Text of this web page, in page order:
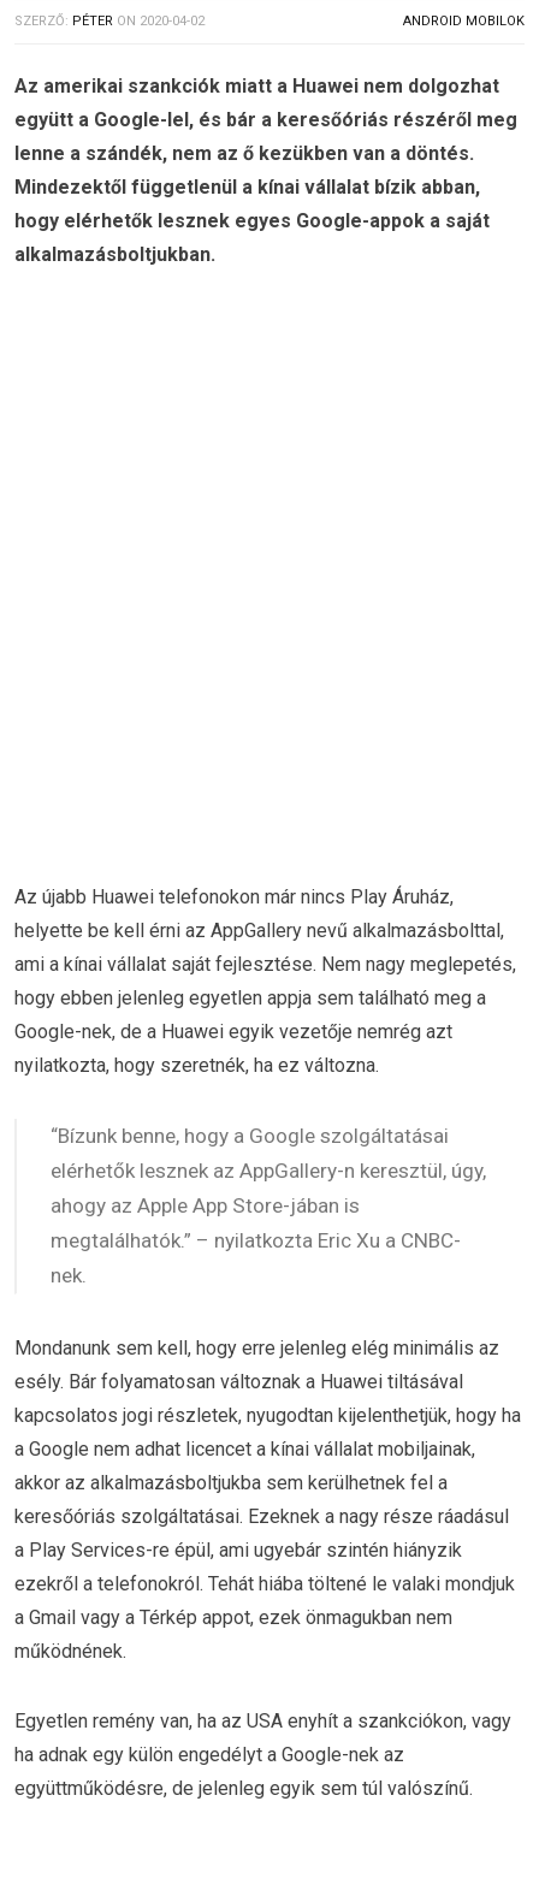
SZERZŐ: PÉTER ON 2020-04-02 ANDROID MOBILOK
Az amerikai szankciók miatt a Huawei nem dolgozhat
együtt a Google-lel, és bár a keresőóriás részéről meg
lenne a szándék, nem az ő kezükben van a döntés.
Mindezektől függetlenül a kínai vállalat bízik abban,
hogy elérhetők lesznek egyes Google-appok a saját
alkalmazásboltjukban.
Az újabb Huawei telefonokon már nincs Play Áruház,
helyette be kell érni az AppGallery nevű alkalmazásbolttal,
ami a kínai vállalat saját fejlesztése. Nem nagy meglepetés,
hogy ebben jelenleg egyetlen appja sem található meg a
Google-nek, de a Huawei egyik vezetője nemrég azt
nyilatkozta, hogy szeretnék, ha ez változna.
“Bízunk benne, hogy a Google szolgáltatásai
elérhetők lesznek az AppGallery-n keresztül, úgy,
ahogy az Apple App Store-jában is
megtalálhatók.” – nyilatkozta Eric Xu a CNBC-
nek.
Mondanunk sem kell, hogy erre jelenleg elég minimális az
esély. Bár folyamatosan változnak a Huawei tiltásával
kapcsolatos jogi részletek, nyugodtan kijelenthetjük, hogy ha
a Google nem adhat licencet a kínai vállalat mobiljainak,
akkor az alkalmazásboltjukba sem kerülhetnek fel a
keresőóriás szolgáltatásai. Ezeknek a nagy része ráadásul
a Play Services-re épül, ami ugyebár szintén hiányzik
ezekről a telefonokról. Tehát hiába töltené le valaki mondjuk
a Gmail vagy a Térkép appot, ezek önmagukban nem
működnének.
Egyetlen remény van, ha az USA enyhít a szankciókon, vagy
ha adnak egy külön engedélyt a Google-nek az
együttműködésre, de jelenleg egyik sem túl valószínű.